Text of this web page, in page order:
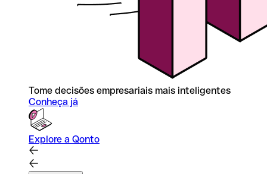
Tome decisões empresariais mais inteligentes
Conheça já
Explore a Qonto